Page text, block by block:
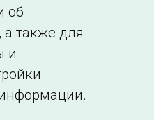
Филиалы и
об
а также для
и